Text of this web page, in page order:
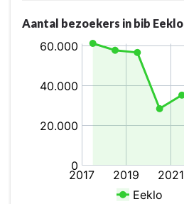
Aantal bezoekers in bib Eeklo